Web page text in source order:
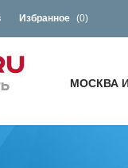
Избранное (0)
МОСКВА